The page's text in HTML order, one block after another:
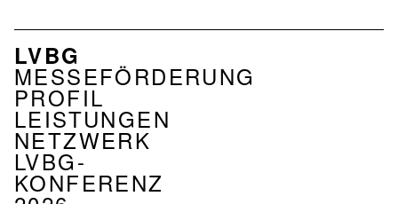
NAVIGATION
VERBAND
LVBG
MESSEFÖRDERUNG
PROFIL
LEISTUNGEN
NETZWERK
LVBG-
KONFERENZ